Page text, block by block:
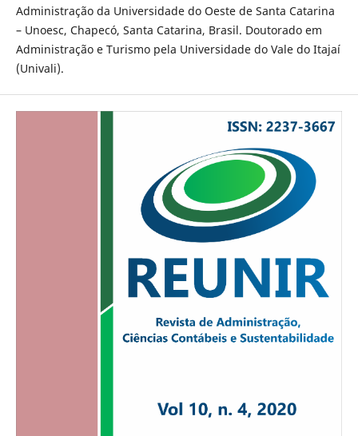
Administração da Universidade do Oeste de Santa Catarina
– Unoesc, Chapecó, Santa Catarina, Brasil. Doutorado em
Administração e Turismo pela Universidade do Vale do Itajaí
(Univali).